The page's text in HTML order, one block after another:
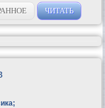
ЧИТАТЬ
;